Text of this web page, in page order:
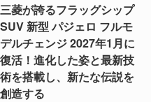
三菱が誇るフラッグシップ
SUV 新型 パジェロ フルモ
デルチェンジ 2027年1月に
復活！進化した姿と最新技
術を搭載し、新たな伝説を
創造する